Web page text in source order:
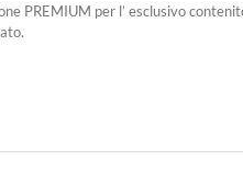
PREMIUM per l’ esclusivo